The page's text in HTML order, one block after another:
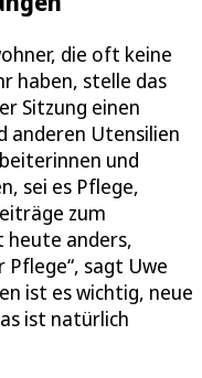
die oft keine
haben, stelle das
Sitzung einen
anderen Utensilien
und
sei es Pflege,
zum
heute anders,
sagt Uwe
ist es wichtig, neue
ist natürlich